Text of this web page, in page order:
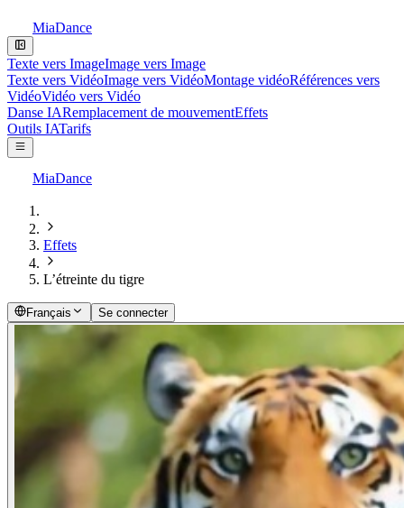
MiaDance
Texte vers ImageImage vers Image
Texte vers VidéoImage vers VidéoMontage vidéoRéférences vers
VidéoVidéo vers Vidéo
Danse IARemplacement de mouvementEffets
Outils IATarifs
MiaDance
Effets
L’étreinte du tigre
Français Se connecter